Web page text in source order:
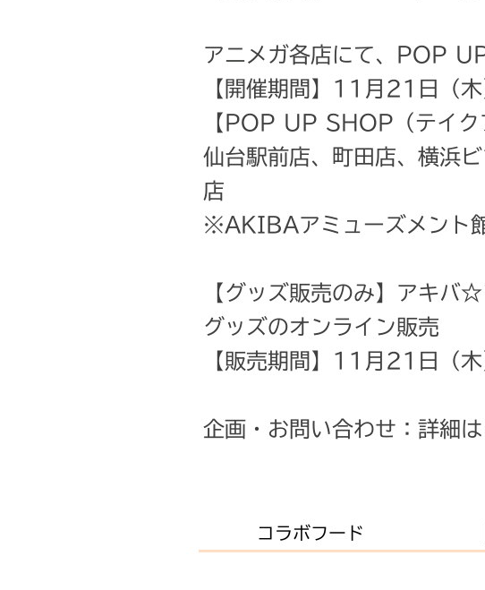
アニメガ各店にて、POP
【開催期間】11月21日（
【POP UP SHOP（テイク
仙台駅前店、町田店、横浜
店
※AKIBAアミューズメント
【グッズ販売のみ】アキバ☆
グッズのオンライン販売
【販売期間】11月21日
企画・お問い合わせ：詳細
コラボフード